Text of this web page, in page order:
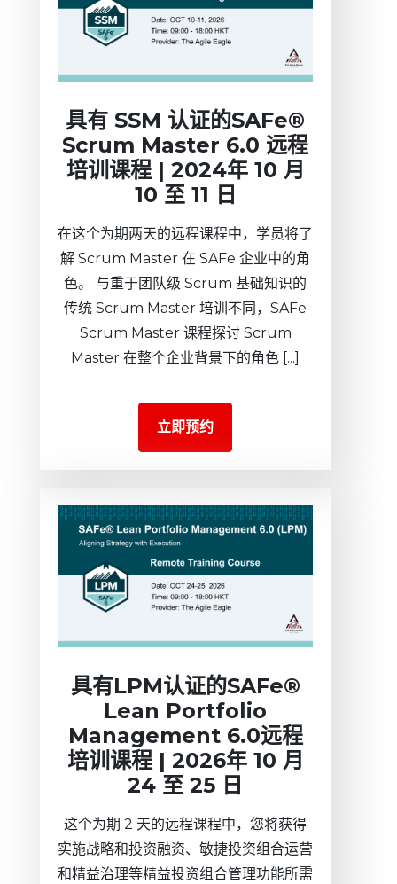
具有 SSM 认证的SAFe®
Scrum Master 6.0 远程
培训课程 | 2024年 10 月
10 至 11 日
在这个为期两天的远程课程中，学员将了
解 Scrum Master 在 SAFe 企业中的角
色。 与重于团队级 Scrum 基础知识的
传统 Scrum Master 培训不同，SAFe
Scrum Master 课程探讨 Scrum
Master 在整个企业背景下的角色 [...]
立即预约
具有LPM认证的SAFe®
Lean Portfolio
Management 6.0远程
培训课程 | 2026年 10 月
24 至 25 日
这个为期 2 天的远程课程中，您将获得
实施战略和投资融资、敏捷投资组合运营
和精益治理等精益投资组合管理功能所需